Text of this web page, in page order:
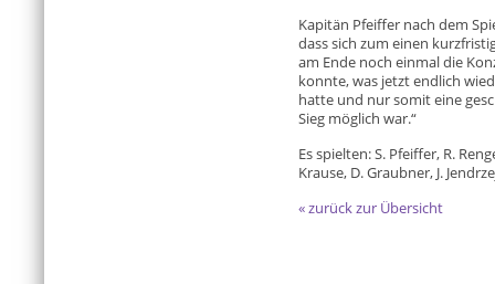
Kapitän Pfeiffer nach dem
dass sich zum einen
am Ende noch einmal die
konnte, was jetzt endlich
hatte und nur somit eine
Sieg möglich war.“
Es spielten: S. Pfeiffer, R.
Krause, D. Graubner, J.
« zurück zur Übersicht